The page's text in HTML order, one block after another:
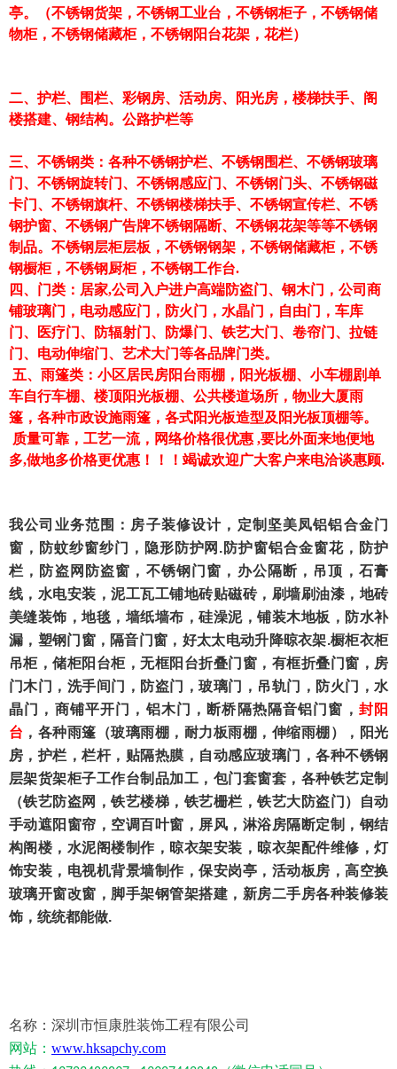
亭。（不锈钢货架，不锈钢工业台，不锈钢柜子，不锈钢储
物柜，不锈钢储藏柜，不锈钢阳台花架，花栏）
二、护栏、围栏、彩钢房、活动房、阳光房，楼梯扶手、阁
楼搭建、钢结构。公路护栏等
三、不锈钢类：各种不锈钢护栏、不锈钢围栏、不锈钢玻璃
门、不锈钢旋转门、不锈钢感应门、不锈钢门头、不锈钢磁
卡门、不锈钢旗杆、不锈钢楼梯扶手、不锈钢宣传栏、不锈
钢护窗、不锈钢广告牌不锈钢隔断、不锈钢花架等等不锈钢
制品。不锈钢层柜层板，不锈钢钢架，不锈钢储藏柜，不锈
钢橱柜，不锈钢厨柜，不锈钢工作台.
四、门类：居家,公司入户进户高端防盗门、钢木门，公司商
铺玻璃门，电动感应门，防火门，水晶门，自由门，车库
门、医疗门、防辐射门、防爆门、铁艺大门、卷帘门、拉链
门、电动伸缩门、艺术大门等各品牌门类。
五、雨篷类：小区居民房阳台雨棚，阳光板棚、小车棚剧单
车自行车棚、楼顶阳光板棚、公共楼道场所，物业大厦雨
篷，各种市政设施雨篷，各式阳光板造型及阳光板顶棚等。
质量可靠，工艺一流，网络价格很优惠 ,要比外面来地便地
多,做地多价格更优惠！！！竭诚欢迎广大客户来电洽谈惠顾.
我公司业务范围：房子装修设计，定制坚美凤铝铝合金门
窗，防蚊纱窗纱门，隐形防护网 . 防护窗铝合金窗花，防护
栏，防盗网防盗窗，不锈钢门窗，办公隔断，吊顶，石膏
线，水电安装，泥工瓦工铺地砖贴磁砖，刷墙刷油漆，地砖
美缝装饰，地毯，墙纸墙布，硅澡泥，铺装木地板，防水补
漏，塑钢门窗，隔音门窗，好太太电动升降晾衣架.橱柜衣柜
吊柜，储柜阳台柜，无框阳台折叠门窗，有框折叠门窗，房
门木门，洗手间门，防盗门，玻璃门，吊轨门，防火门，水
晶门，商铺平开门，铝木门，断桥隔热隔音铝门窗， 封阳
台 ，各种雨篷（玻璃雨棚，耐力板雨棚，伸缩雨棚），阳光
房，护栏，栏杆，贴隔热膜，自动感应玻璃门，各种不锈钢
层架货架柜子工作台制品加工，包门套窗套，各种铁艺定制
（铁艺防盗网，铁艺楼梯，铁艺栅栏，铁艺大防盗门）自动
手动遮阳窗帘，空调百叶窗，屏风，淋浴房隔断定制，钢结
构阁楼，水泥阁楼制作，晾衣架安装，晾衣架配件维修，灯
饰安装，电视机背景墙制作，保安岗亭，活动板房，高空换
玻璃开窗改窗，脚手架钢管架搭建，新房二手房各种装修装
饰，统统都能做.
名称：深圳市恒康胜装饰工程有限公司
网站： www.hksapchy.com